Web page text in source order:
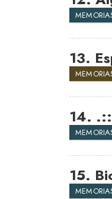
13.
14.
15.